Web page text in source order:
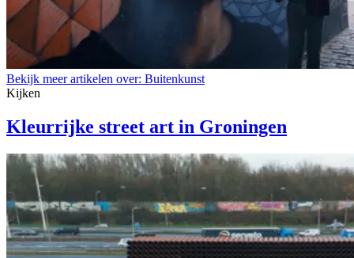
Bekijk meer artikelen over: Buitenkunst
Kijken
Kleurrijke street art in Groningen